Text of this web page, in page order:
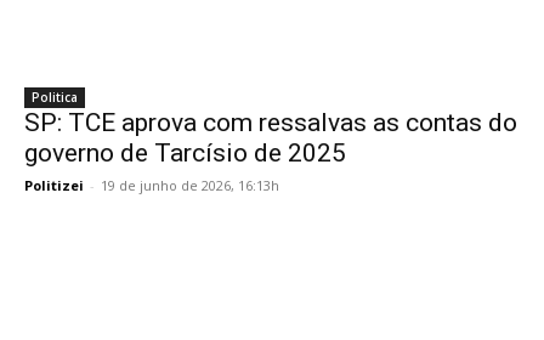
Politica
SP: TCE aprova com ressalvas as contas do
governo de Tarcísio de 2025
Politizei - 19 de junho de 2026, 16:13h